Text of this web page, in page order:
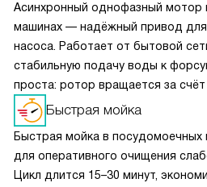
Асинхронный однофазный мотор
машинах — надёжный привод для
насоса. Работает от бытовой
стабильную подачу воды к
проста: ротор вращается за
поля статора, без щёток и
долговечность, низкий шум,
Мотор устойчив к перепадам
среде. Эффективно справляется
Быстрая мойка
Быстрая мойка в
для оперативного очищения
Цикл длится 15–30 минут,